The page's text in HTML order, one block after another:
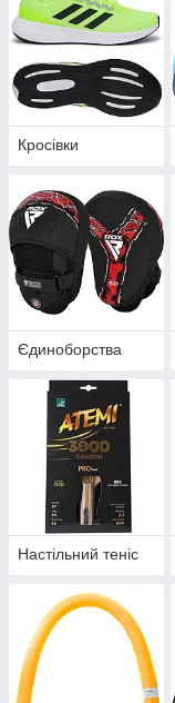
Кросівки
Єдиноборства
Настільний теніс